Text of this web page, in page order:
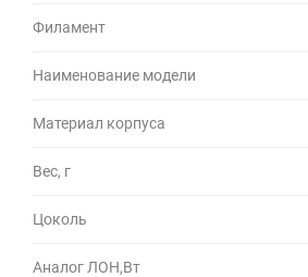
Филамент
Наименование модели
Материал корпуса
Вес, г
Цоколь
Аналог ЛОН,Вт